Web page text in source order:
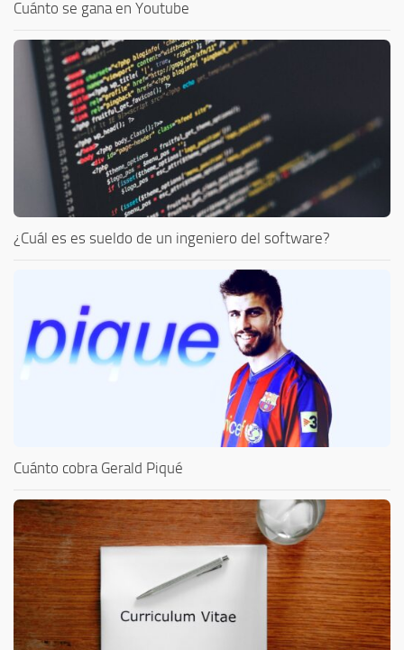
Cuánto se gana en Youtube
¿Cuál es es sueldo de un ingeniero del software?
Cuánto cobra Gerald Piqué